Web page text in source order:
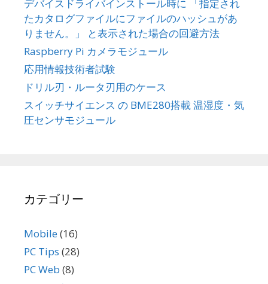
デバイスドライバインストール時に 「指定され
たカタログファイルにファイルのハッシュがあ
りません。」 と表示された場合の回避方法
Raspberry Pi カメラモジュール
応用情報技術者試験
ドリル刃・ルータ刃用のケース
スイッチサイエンス の BME280搭載 温湿度・気
圧センサモジュール
カテゴリー
Mobile(16)
PC Tips (28)
PC Web (8)